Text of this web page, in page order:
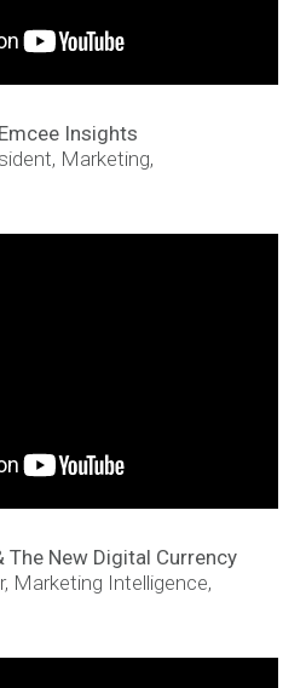
Insights
Marketing,
The New Digital Currency
Marketing Intelligence,